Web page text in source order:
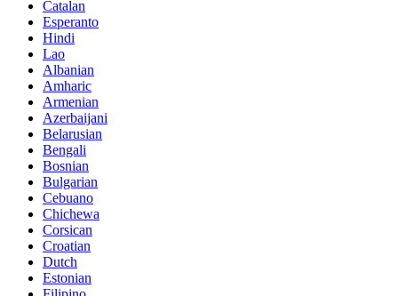
Catalan
Esperanto
Hindi
Lao
Albanian
Amharic
Armenian
Azerbaijani
Belarusian
Bengali
Bosnian
Bulgarian
Cebuano
Chichewa
Corsican
Croatian
Dutch
Estonian